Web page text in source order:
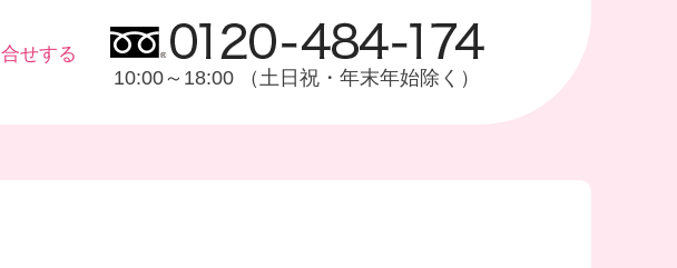
せする
10:00～18:00 （土日祝・年末年始除く）